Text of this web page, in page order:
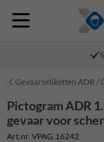
Gevaarsetiketten ADR /
Pictogram ADR
gevaar voor
Art.nr. VPAG.16242